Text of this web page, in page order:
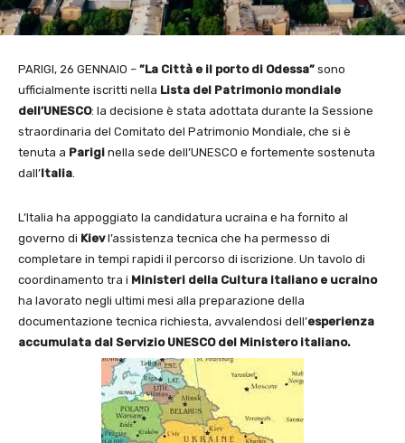
PARIGI, 26 GENNAIO – ”La Città e il porto di Odessa” sono
ufficialmente iscritti nella Lista del Patrimonio mondiale
dell’UNESCO: la decisione è stata adottata durante la Sessione
straordinaria del Comitato del Patrimonio Mondiale, che si è
tenuta a Parigi nella sede dell’UNESCO e fortemente sostenuta
dall’Italia.
L’Italia ha appoggiato la candidatura ucraina e ha fornito al
governo di Kievl’assistenza tecnica che ha permesso di
completare in tempi rapidi il percorso di iscrizione. Un tavolo di
coordinamento tra i Ministeri della Cultura italiano e ucraino
ha lavorato negli ultimi mesi alla preparazione della
documentazione tecnica richiesta, avvalendosi dell’esperienza
accumulata dal Servizio UNESCO del Ministero italiano.